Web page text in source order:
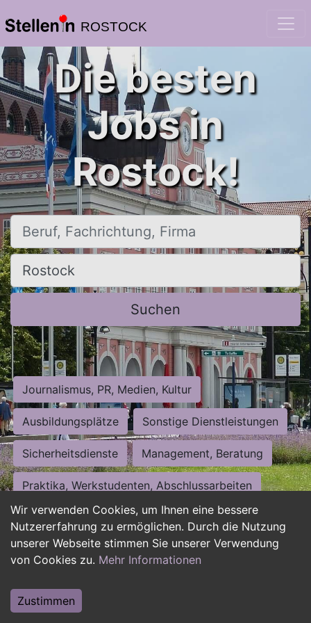
ROSTOCK
Wir verwenden Cookies, um Ihnen eine bessere
Nutzererfahrung zu ermöglichen. Durch die Nutzung
unserer Webseite stimmen Sie unserer Verwendung
von Cookies zu. Mehr Informationen
Zustimmen
Die besten
Jobs in
Rostock!
Beruf, Fachrichtung, Firma
Ort, Stadt
Suchen
Journalismus, PR, Medien, Kultur
Ausbildungsplätze Sonstige Dienstleistungen
Sicherheitsdienste Management, Beratung
Praktika, Werkstudenten, Abschlussarbeiten
Personalwesen Assistenz, Sekretariat
Hilfskräfte, Aushilfs- und Nebenjobs
Weiterbildung, Studium, duale Ausbildung